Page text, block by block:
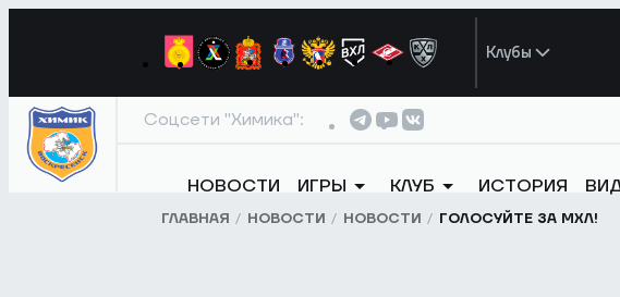
Клубы
Соцсети "Химика":
НОВОСТИ ИГРЫ КЛУБ ИСТОРИЯ
ГЛАВНАЯ НОВОСТИ НОВОСТИ ГОЛОСУЙТЕ ЗА МХЛ!